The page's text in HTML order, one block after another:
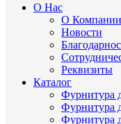
О Нас
О Компании
Новости
Реквизиты
Каталог
Фурнитура
Фурнитура
Фурнитура